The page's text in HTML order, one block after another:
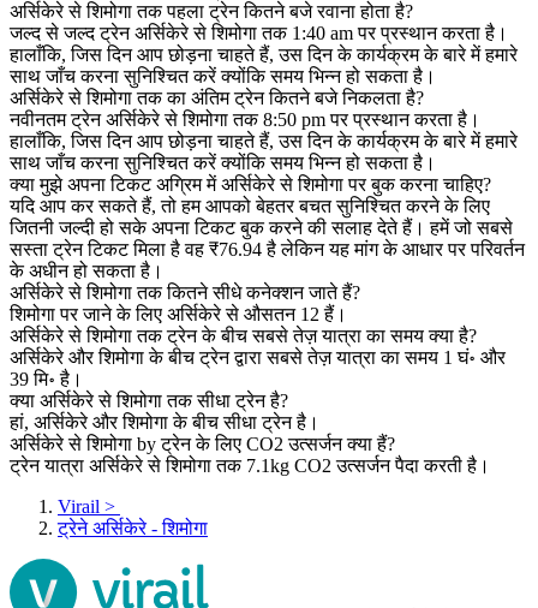
अर्सिकेरे से शिमोगा तक पहला ट्रेन कितने बजे रवाना होता है?
जल्द से जल्द ट्रेन अर्सिकेरे से शिमोगा तक 1:40 am पर प्रस्थान करता है।
हालाँकि, जिस दिन आप छोड़ना चाहते हैं, उस दिन के कार्यक्रम के बारे में हमारे
साथ जाँच करना सुनिश्चित करें क्योंकि समय भिन्न हो सकता है।
अर्सिकेरे से शिमोगा तक का अंतिम ट्रेन कितने बजे निकलता है?
नवीनतम ट्रेन अर्सिकेरे से शिमोगा तक 8:50 pm पर प्रस्थान करता है।
हालाँकि, जिस दिन आप छोड़ना चाहते हैं, उस दिन के कार्यक्रम के बारे में हमारे
साथ जाँच करना सुनिश्चित करें क्योंकि समय भिन्न हो सकता है।
क्या मुझे अपना टिकट अग्रिम में अर्सिकेरे से शिमोगा पर बुक करना चाहिए?
यदि आप कर सकते हैं, तो हम आपको बेहतर बचत सुनिश्चित करने के लिए
जितनी जल्दी हो सके अपना टिकट बुक करने की सलाह देते हैं। हमें जो सबसे
सस्ता ट्रेन टिकट मिला है वह ₹76.94 है लेकिन यह मांग के आधार पर परिवर्तन
के अधीन हो सकता है।
अर्सिकेरे से शिमोगा तक कितने सीधे कनेक्शन जाते हैं?
शिमोगा पर जाने के लिए अर्सिकेरे से औसतन 12 हैं।
अर्सिकेरे से शिमोगा तक ट्रेन के बीच सबसे तेज़ यात्रा का समय क्या है?
अर्सिकेरे और शिमोगा के बीच ट्रेन द्वारा सबसे तेज़ यात्रा का समय 1 घं॰ और
39 मि॰ है।
क्या अर्सिकेरे से शिमोगा तक सीधा ट्रेन है?
हां, अर्सिकेरे और शिमोगा के बीच सीधा ट्रेन है।
अर्सिकेरे से शिमोगा by ट्रेन के लिए CO2 उत्सर्जन क्या हैं?
ट्रेन यात्रा अर्सिकेरे से शिमोगा तक 7.1kg CO2 उत्सर्जन पैदा करती है।
Virail >
ट्रेने अर्सिकेरे - शिमोगा